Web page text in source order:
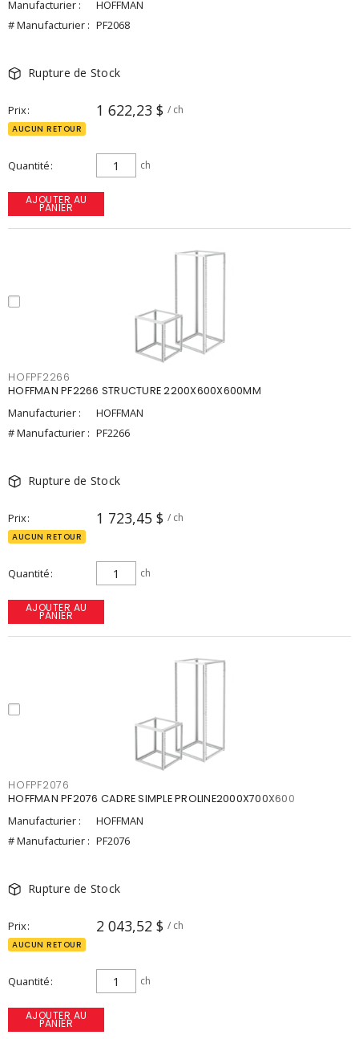
Manufacturier :
HOFFMAN
# Manufacturier : PF2068
Rupture de Stock
Prix 1 622,23 $ / ch
AUCUN RETOUR
Quantité ch
AJOUTER AU
PANIER
HOFPF2266
HOFFMAN PF2266 STRUCTURE 2200X600X600MM
Manufacturier :
HOFFMAN
# Manufacturier : PF2266
Rupture de Stock
Prix 1 723,45 $ / ch
AUCUN RETOUR
Quantité ch
AJOUTER AU
PANIER
HOFPF2076
HOFFMAN PF2076 CADRE SIMPLE PROLINE2000X700X600
Manufacturier :
HOFFMAN
# Manufacturier : PF2076
Rupture de Stock
Prix 2 043,52 $ / ch
AUCUN RETOUR
Quantité ch
AJOUTER AU
PANIER